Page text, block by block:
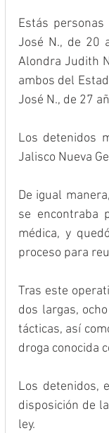
Estás
José N., de 20
Alondra Judith
ambos del
José N., de 27
Los detenidos
Jalisco Nueva
De igual
se encontraba
médica, y
proceso para
Tras este
dos largas,
tácticas, así
droga conocida
Los detenidos,
disposición de
ley.